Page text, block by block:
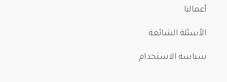
أعمالنا
الأسئلة الشائعة
سياسة الاستخدام